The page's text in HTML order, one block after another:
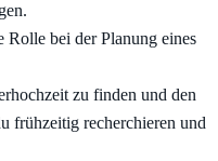
Rolle bei der Planung eines
zu finden und den
frühzeitig recherchieren und